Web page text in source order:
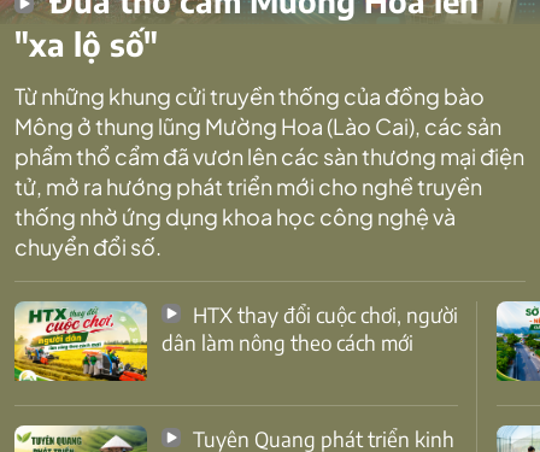
"xa lộ số"
Từ những khung cửi truyền thống của đồng bào
Mông ở thung lũng Mường Hoa (Lào Cai), các sản
phẩm thổ cẩm đã vươn lên các sàn thương mại điện
tử, mở ra hướng phát triển mới cho nghề truyền
thống nhờ ứng dụng khoa học công nghệ và
chuyển đổi số.
dân làm nông theo cách mới